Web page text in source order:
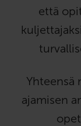
että
Yhteensä
ajamisen